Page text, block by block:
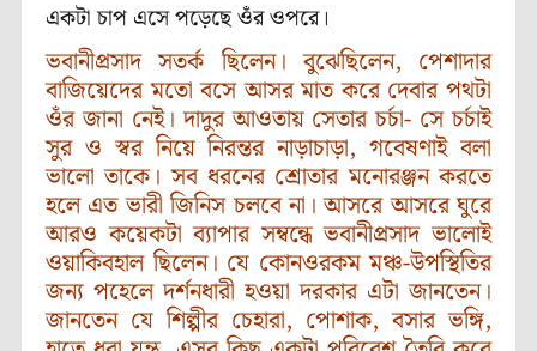
একটা চাপ এসে পড়েছে ওঁর ওপরে।
ভবানীপ্রসাদ সতর্ক ছিলেন। বুঝেছিলেন, পেশাদার
বাজিয়েদের মতো বসে আসর মাত করে দেবার পথটা
ওঁর জানা নেই। দাদুর আওতায় সেতার চর্চা- সে চর্চাই
সুর ও স্বর নিয়ে নিরন্তর নাড়াচাড়া, গবেষণাই বলা
ভালো তাকে। সব ধরনের শ্রোতার মনোরঞ্জন করতে
হলে এত ভারী জিনিস চলবে না। আসরে আসরে ঘুরে
আরও কয়েকটা ব্যাপার সম্বন্ধে ভবানীপ্রসাদ ভালোই
ওয়াকিবহাল ছিলেন। যে কোনওরকম মঞ্চ-উপস্থিতির
জন্য পহেলে দর্শনধারী হওয়া দরকার এটা জানতেন।
জানতেন যে শিল্পীর চেহারা, পোশাক, বসার ভঙ্গি,